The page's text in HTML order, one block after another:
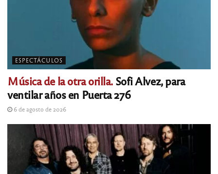
ESPECTÁCULOS
Música de la otra orilla. Sofi Alvez, para
ventilar años en Puerta 276
6 de agosto de 2026